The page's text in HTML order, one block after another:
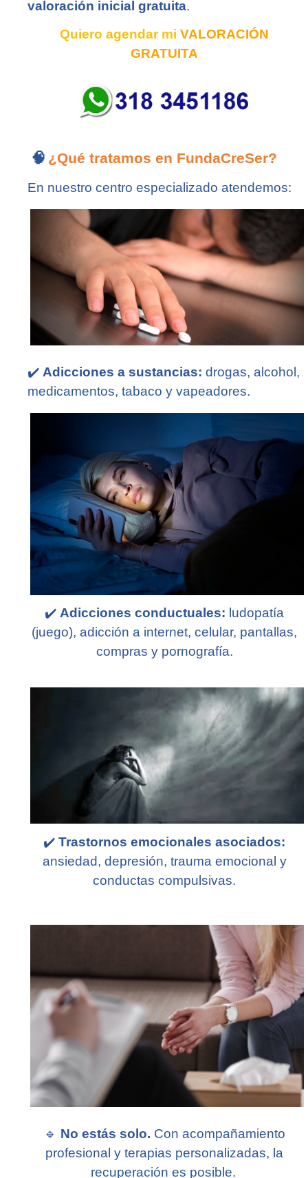
valoración inicial gratuita.
Quiero agendar mi VALORACIÓN
GRATUITA
🧠 ¿Qué tratamos en FundaCreSer?
En nuestro centro especializado atendemos:
✔️ Adicciones a sustancias: drogas, alcohol,
medicamentos, tabaco y vapeadores.
✔️ Adicciones conductuales: ludopatía
(juego), adicción a internet, celular, pantallas,
compras y pornografía.
✔️ Trastornos emocionales asociados:
ansiedad, depresión, trauma emocional y
conductas compulsivas.
🔹 No estás solo. Con acompañamiento
profesional y terapias personalizadas, la
recuperación es posible.